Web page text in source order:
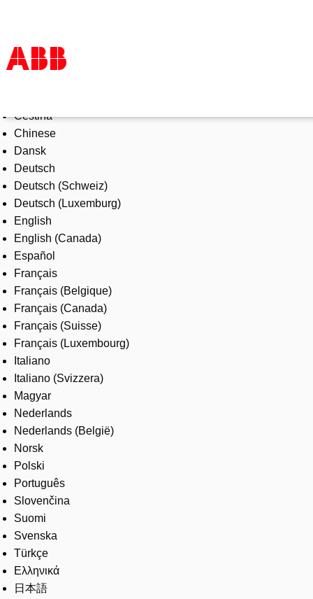
Products & Solutions
Industries
Services
About us
Where to buy
Contact us
Careers
Čeština
Chinese
Dansk
Deutsch
Deutsch (Schweiz)
Deutsch (Luxemburg)
English
English (Canada)
Español
Français
Français (Belgique)
Français (Canada)
Français (Suisse)
Français (Luxembourg)
Italiano
Italiano (Svizzera)
Magyar
Nederlands
Nederlands (België)
Norsk
Polski
Português
Slovenčina
Suomi
Svenska
Türkçe
Ελληνικά
日本語